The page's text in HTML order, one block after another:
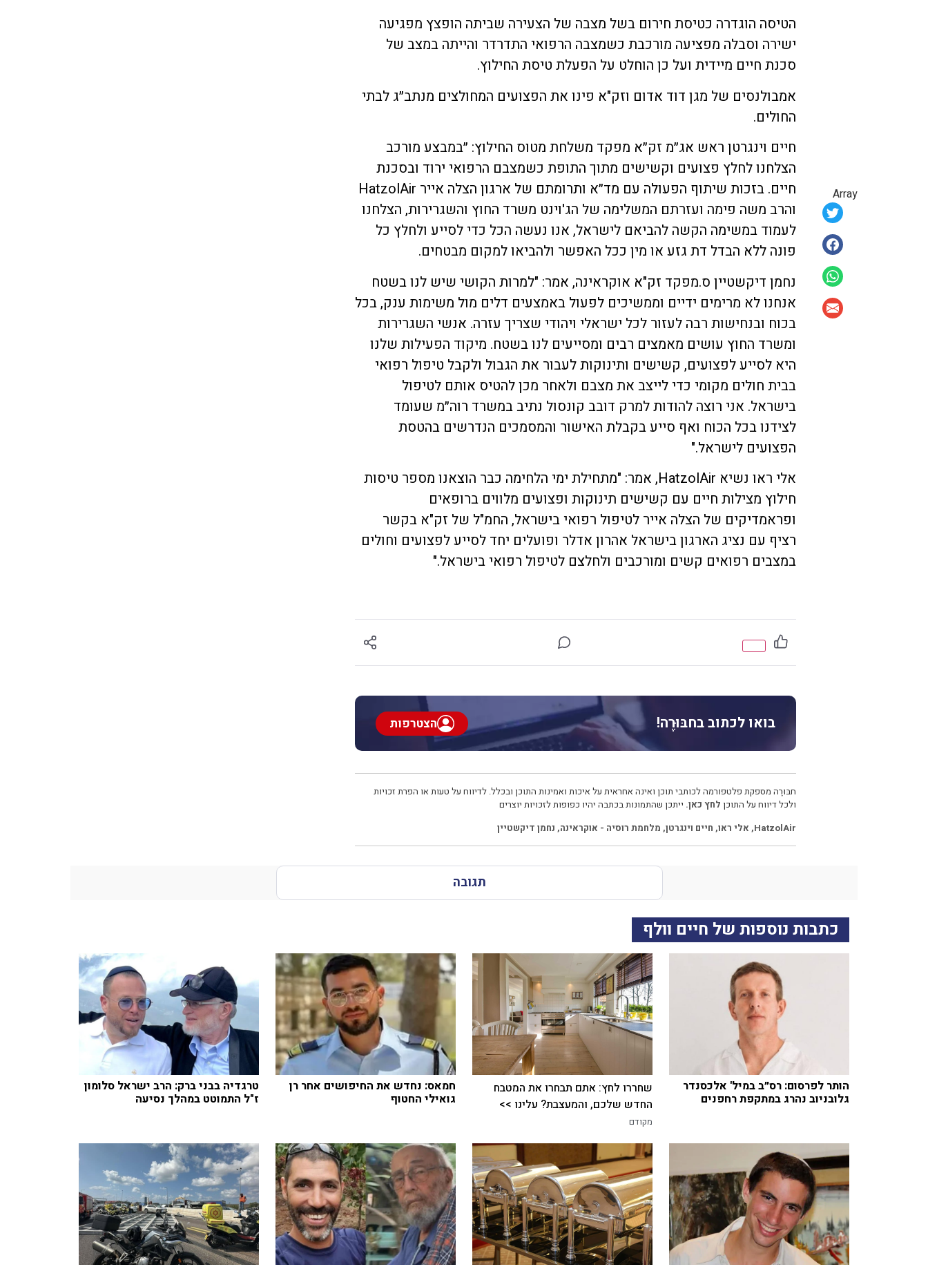
Array
הטיסה הוגדרה כטיסת חירום בשל מצבה של הצעירה שביתה הופצץ מפגיעה
ישירה וסבלה מפציעה מורכבת כשמצבה הרפואי התדרדר והייתה במצב של
סכנת חיים מיידית ועל כן הוחלט על הפעלת טיסת החילוץ.
אמבולנסים של מגן דוד אדום וזק"א פינו את הפצועים המחולצים מנתב״ג לבתי
החולים.
חיים וינגרטן ראש אג״מ זק״א מפקד משלחת מטוס החילוץ: ״במבצע מורכב
הצלחנו לחלץ פצועים וקשישים מתוך התופת כשמצבם הרפואי ירוד ובסכנת
חיים. בזכות שיתוף הפעולה עם מד״א ותרומתם של ארגון הצלה אייר HatzolAir
והרב משה פימה ועזרתם המשלימה של הג'וינט משרד החוץ והשגרירות, הצלחנו
לעמוד במשימה הקשה להביאם לישראל, אנו נעשה הכל כדי לסייע ולחלץ כל
פונה ללא הבדל דת גזע או מין ככל האפשר ולהביאו למקום מבטחים.
נחמן דיקשטיין ס.מפקד זק"א אוקראינה, אמר: "למרות הקושי שיש לנו בשטח
אנחנו לא מרימים ידיים וממשיכים לפעול באמצעים דלים מול משימות ענק, בכל
בכוח ובנחישות רבה לעזור לכל ישראלי ויהודי שצריך עזרה. אנשי השגרירות
ומשרד החוץ עושים מאמצים רבים ומסייעים לנו בשטח. מיקוד הפעילות שלנו
היא לסייע לפצועים, קשישים ותינוקות לעבור את הגבול ולקבל טיפול רפואי
בבית חולים מקומי כדי לייצב את מצבם ולאחר מכן להטיס אותם לטיפול
בישראל. אני רוצה להודות למרק דובב קונסול נתיב במשרד רוה״מ שעומד
לצידנו בכל הכוח ואף סייע בקבלת האישור והמסמכים הנדרשים בהטסת
הפצועים לישראל."
אלי ראו נשיא HatzolAir, אמר: "מתחילת ימי הלחימה כבר הוצאנו מספר טיסות
חילוץ מצילות חיים עם קשישים תינוקות ופצועים מלווים ברופאים
ופראמדיקים של הצלה אייר לטיפול רפואי בישראל, החמ"ל של זק"א בקשר
רציף עם נציג הארגון בישראל אהרון אדלר ופועלים יחד לסייע לפצועים וחולים
במצבים רפואים קשים ומורכבים ולחלצם לטיפול רפואי בישראל."
בואו לכתוב בחבּוּרֶה! הצטרפות
חבּוּרֶה מספקת פלטפורמה לכותבי תוכן ואינה אחראית על איכות ואמינות התוכן ובכלל. לדיווח על טעות או הפרת זכויות
ולכל דיווח על התוכן לחץ כאן. ייתכן שהתמונות בכתבה יהיו כפופות לזכויות יוצרים
HatzolAir
, אלי ראו, חיים וינגרטן, מלחמת רוסיה - אוקראינה, נחמן דיקשטיין
תגובה
כתבות נוספות של חיים וולף
הותר לפרסום: רס״ב במיל' אלכסנדר
גלובניוב נהרג במתקפת רחפנים
שחררו לחץ: אתם תבחרו את המטבח
החדש שלכם, והמעצבת? עלינו >>
מקודם
חמאס: נחדש את החיפושים אחר רן
גואילי החטוף
טרגדיה בבני ברק: הרב ישראל סלומון
ז"ל התמוטט במהלך נסיעה